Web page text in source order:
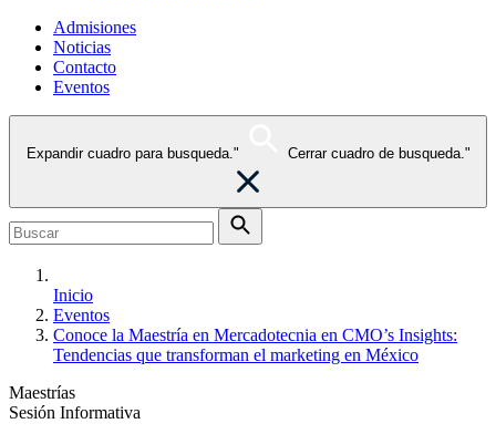
Admisiones
Noticias
Contacto
Eventos
Expandir cuadro para busqueda." Cerrar cuadro de busqueda."
Inicio
Eventos
Conoce la Maestría en Mercadotecnia en CMO’s Insights:
Tendencias que transforman el marketing en México
Maestrías
Sesión Informativa